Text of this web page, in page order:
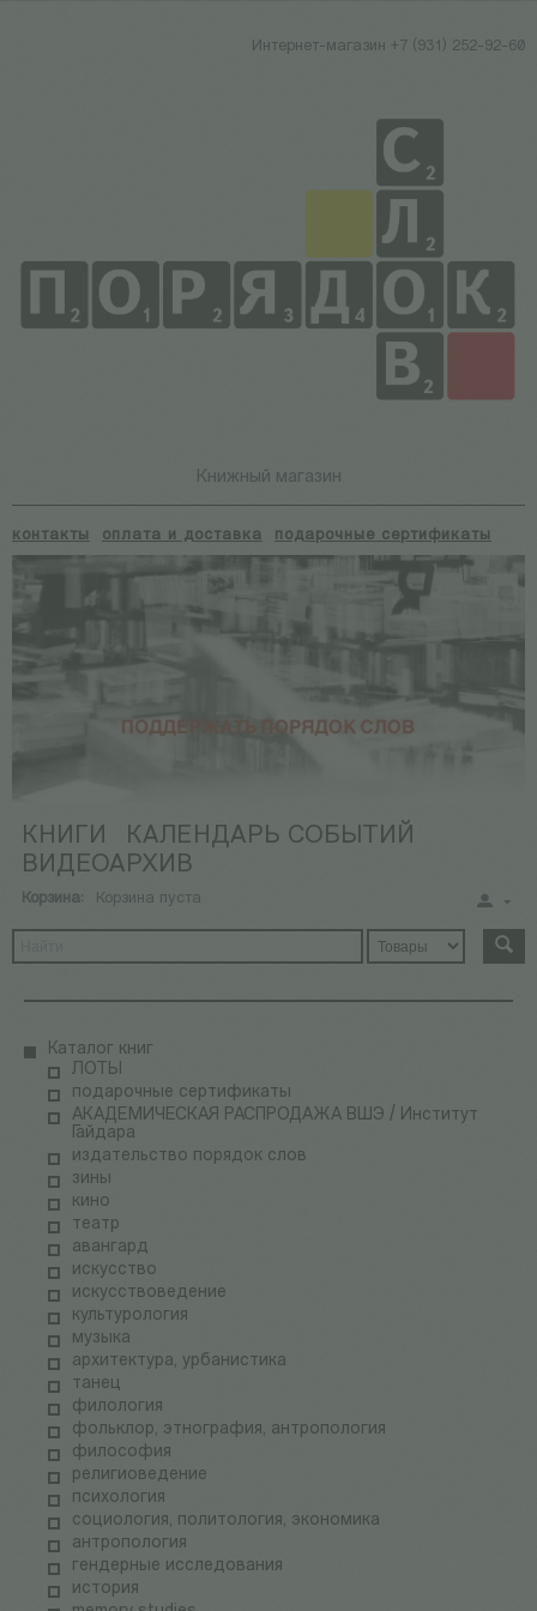
Интернет-магазин +7 (931) 252-92-60
Книжный магазин
контакты оплата и доставка подарочные сертификаты
КНИГИ
КАЛЕНДАРЬ СОБЫТИЙ
ВИДЕОАРХИВ
Корзина: Корзина пуста
Каталог книг
ЛОТЫ
подарочные сертификаты
АКАДЕМИЧЕСКАЯ РАСПРОДАЖА ВШЭ / Институт
Гайдара
издательство порядок слов
зины
кино
театр
авангард
искусство
искусствоведение
культурология
музыка
архитектура, урбанистика
танец
филология
фольклор, этнография, антропология
философия
религиоведение
психология
социология, политология, экономика
антропология
гендерные исследования
история